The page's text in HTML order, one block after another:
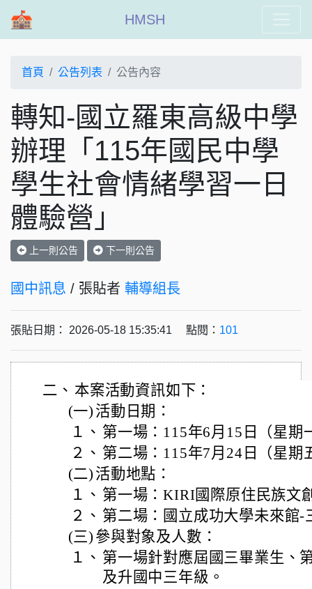
HMSH
首頁 公告列表 公告內容
轉知-國立羅東高級中學
辦理「115年國民中學
學生社會情緒學習一日
體驗營」
上一則公告 下一則公告
國中訊息 / 張貼者 輔導組長
張貼日期： 2026-05-18 15:35:41 點閱： 101
二、 本案活動資訊如下：
(一) 活動日期：
１、 第一場：115年6月15日（星期
２、 第二場：115年7月24日（星期
(二) 活動地點：
１、 第一場：KIRI國際原住民族文
２、 第二場：國立成功大學未來館-
(三) 參與對象及人數：
１、 第一場針對應屆國三畢業生、
及升國中三年級。